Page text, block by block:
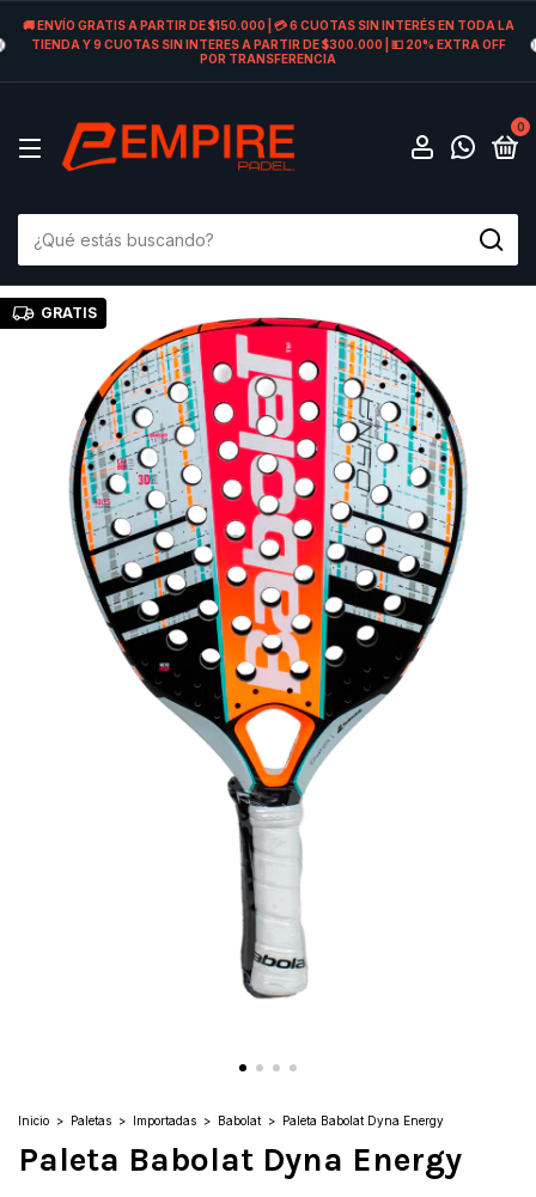
🚚 ENVÍO GRATIS A PARTIR DE $150.000 | 💳 6 CUOTAS SIN INTERÉS EN TODA LA
TIENDA Y 9 CUOTAS SIN INTERES A PARTIR DE $300.000 | 💵 20% EXTRA OFF
POR TRANSFERENCIA
0
GRATIS
Inicio > Paletas > Importadas > Babolat > Paleta Babolat Dyna Energy
Paleta Babolat Dyna Energy